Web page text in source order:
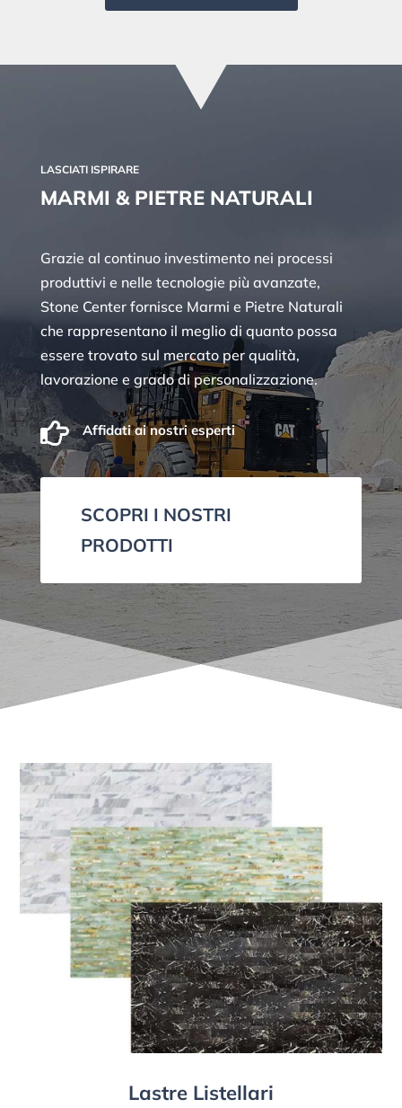
LASCIATI ISPIRARE
MARMI & PIETRE NATURALI
Grazie al continuo investimento nei processi
produttivi e nelle tecnologie più avanzate,
Stone Center fornisce Marmi e Pietre Naturali
che rappresentano il meglio di quanto possa
essere trovato sul mercato per qualità,
lavorazione e grado di personalizzazione.
 Affidati ai nostri esperti
SCOPRI I NOSTRI
PRODOTTI
Lastre Listellari